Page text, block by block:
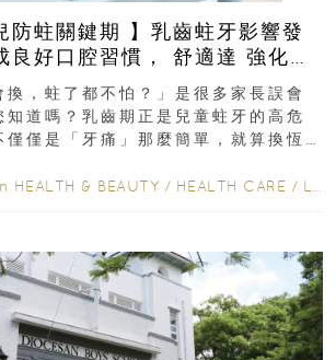
防蛀關鍵期 】乳齒蛀牙影響發
習慣， 舒適達 強化琺
護指南
換，蛀了都不怕？」是很多家長誤會
知道嗎？乳齒期正是兒童蛀牙的高危
僅僅是「牙痛」那麼簡單，就算換恆
HEALTH & BEAUTY / HEALTH CARE / LIFESTYLE